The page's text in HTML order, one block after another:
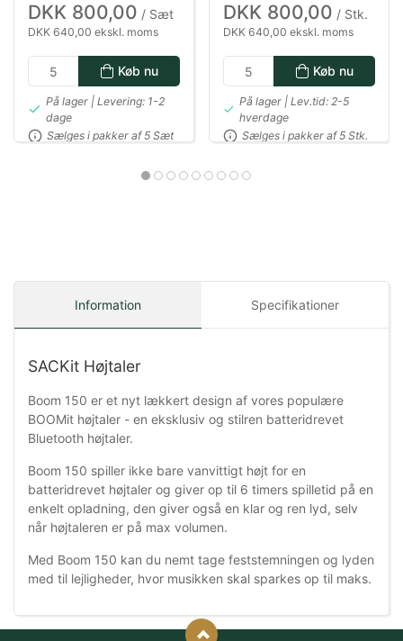
DKK 800,00 / Sæt
DKK 640,00 ekskl. moms
Køb nu
På lager | Levering: 1-2
dage
Sælges i pakker af 5 Sæt
DKK 800,00 / Stk.
DKK 640,00 ekskl. moms
Køb nu
På lager | Lev.tid: 2-5
hverdage
Sælges i pakker af 5 Stk.
Information Specifikationer
SACKit Højtaler
Boom 150 er et nyt lækkert design af vores populære
BOOMit højtaler - en eksklusiv og stilren batteridrevet
Bluetooth højtaler.
Boom 150 spiller ikke bare vanvittigt højt for en
batteridrevet højtaler og giver op til 6 timers spilletid på en
enkelt opladning, den giver også en klar og ren lyd, selv
når højtaleren er på max volumen.
Med Boom 150 kan du nemt tage feststemningen og lyden
med til lejligheder, hvor musikken skal sparkes op til maks.